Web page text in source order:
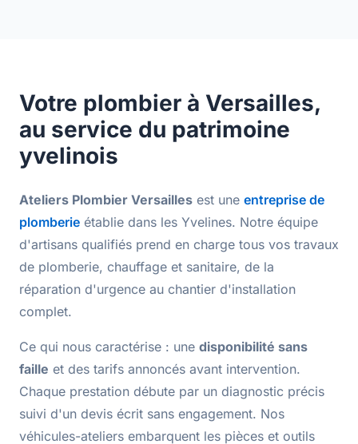
Votre plombier à Versailles,
au service du patrimoine
yvelinois
Ateliers Plombier Versailles est une entreprise de
plomberie établie dans les Yvelines. Notre équipe
d'artisans qualifiés prend en charge tous vos travaux
de plomberie, chauffage et sanitaire, de la
réparation d'urgence au chantier d'installation
complet.
Ce qui nous caractérise : une disponibilité sans
faille et des tarifs annoncés avant intervention.
Chaque prestation débute par un diagnostic précis
suivi d'un devis écrit sans engagement. Nos
véhicules-ateliers embarquent les pièces et outils